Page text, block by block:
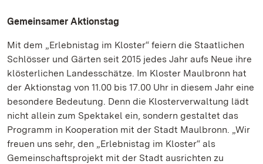
Gemeinsamer Aktionstag
Mit dem „Erlebnistag im Kloster“ feiern die Staatlichen
Schlösser und Gärten seit 2015 jedes Jahr aufs Neue ihre
klösterlichen Landesschätze. Im Kloster Maulbronn hat
der Aktionstag von 11.00 bis 17.00 Uhr in diesem Jahr eine
besondere Bedeutung. Denn die Klosterverwaltung lädt
nicht allein zum Spektakel ein, sondern gestaltet das
Programm in Kooperation mit der Stadt Maulbronn. „Wir
freuen uns sehr, den „Erlebnistag im Kloster“ als
Gemeinschaftsprojekt mit der Stadt ausrichten zu